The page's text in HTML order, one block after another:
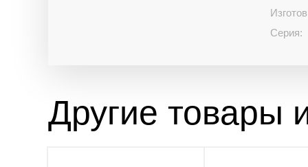
Серия:
Другие товары